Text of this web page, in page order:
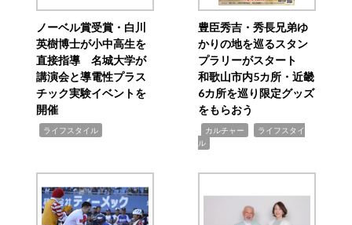
ノーベル賞受賞・白川
英樹博士が小中高生を
直接指導 名城大学が
講演会と導電性プラス
チック実験イベントを
開催
ライフスタイル
豊臣秀吉・秀長兄弟ゆ
かりの地を巡るスタン
プラリーがスタート
和歌山市内5カ所・近畿
6カ所を巡り限定グッズ
をもらおう
カルチャー
ライフスタイ
ル